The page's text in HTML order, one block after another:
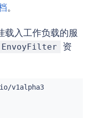
。
载入工作负载的服
EnvoyFilter
资
networking.istio.io/v1alpha3